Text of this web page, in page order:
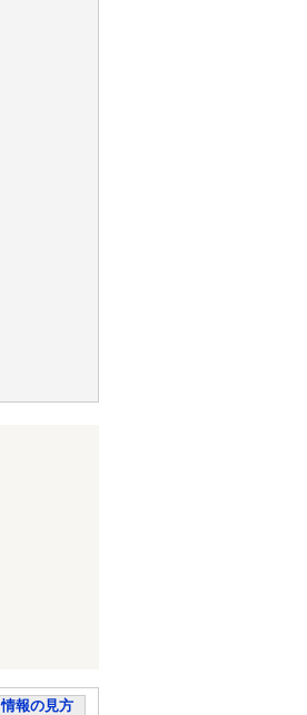
情報の見方